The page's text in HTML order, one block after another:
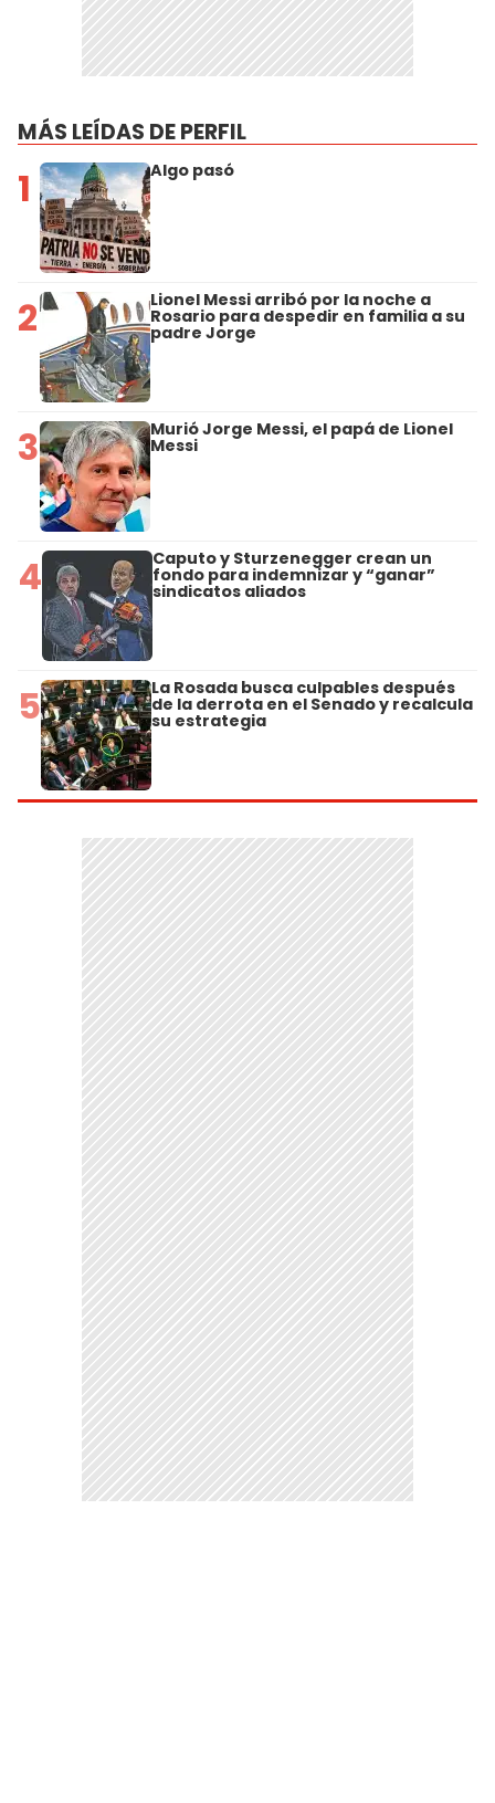
MÁS LEÍDAS DE PERFIL
1 Algo pasó
2 Lionel Messi arribó por la noche a
Rosario para despedir en familia a su
padre Jorge
3 Murió Jorge Messi, el papá de Lionel
Messi
4 Caputo y Sturzenegger crean un
fondo para indemnizar y “ganar”
sindicatos aliados
5 La Rosada busca culpables después
de la derrota en el Senado y recalcula
su estrategia